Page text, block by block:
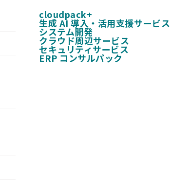
cloudpack+
生成 AI 導入・活用支援サービス
システム開発
クラウド周辺サービス
セキュリティサービス
ERP コンサルパック